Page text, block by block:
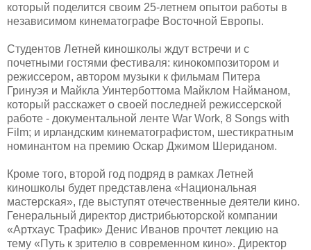
который поделится своим 25-летнем опытои работы в
независимом кинематографе Восточной Европы.
Студентов Летней киношколы ждут встречи и с
почетными гостями фестиваля: кинокомпозитором и
режиссером, автором музыки к фильмам Питера
Гринуэя и Майкла Уинтерботтома Майклом Найманом,
который расскажет о своей последней режиссерской
работе - документальной ленте War Work, 8 Songs with
Film; и ирландским кинематографистом, шестикратным
номинантом на премию Оскар Джимом Шериданом.
Кроме того, второй год подряд в рамках Летней
киношколы будет представлена «Национальная
мастерская», где выступят отечественные деятели кино.
Генеральный директор дистрибьюторской компании
«Артхаус Трафик» Денис Иванов прочтет лекцию на
тему «Путь к зрителю в современном кино». Директор